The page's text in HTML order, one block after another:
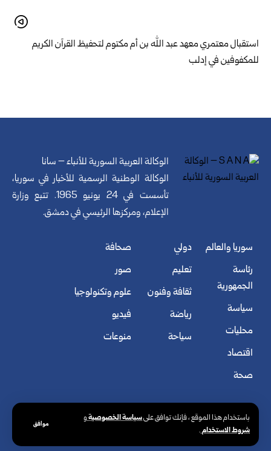
باستخدام هذا الموقع ، فإنك توافق علىسياسة الخصوصيةو
شروط الاستخدام.
موافق
استقبال معتمري معهد عبد الله بن أم مكتوم لتحفيظ القرآن الكريم
للمكفوفين في إدلب
الوكالة العربية السورية للأنباء – سانا
الوكالة الوطنية الرسمية للأخبار في سوريا،
تأسست في 24 يونيو 1965. تتبع وزارة
الإعلام، ومركزها الرئيسي في دمشق.
سوريا والعالم
رئاسة
الجمهورية
سياسة
محليات
اقتصاد
صحة
دولي
تعليم
ثقافة وفنون
رياضة
سياحة
صحافة
صور
علوم وتكنولوجيا
فيديو
منوعات
© الوكالة العربية السورية للأنباء. كافة الحقوق محفوظة.